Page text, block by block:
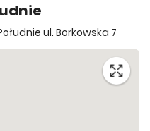
63.81 m²
78.94 m²
ul. Borkowska 7